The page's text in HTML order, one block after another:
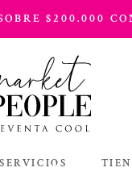
$200.000
SERVICIOS